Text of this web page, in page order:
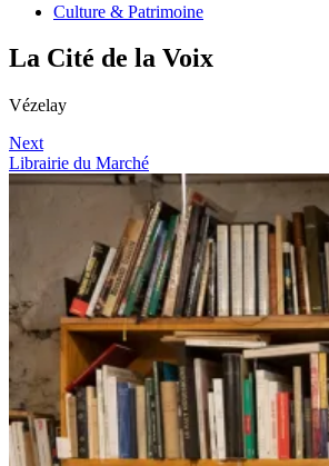
Culture & Patrimoine
La Cité de la Voix
Vézelay
Next
Librairie du Marché